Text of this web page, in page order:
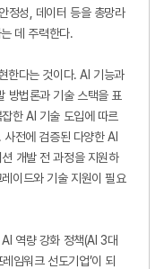
정성
데이터 등을 총망라
데 주력한다.
한다는 것이다. AI 기능과
방법론과 기술 스택을 표
잡한AI 기술 도입에 따르
사전에 검증된 다양한AI
개발 전 과정을 지원하
이드와 기술 지원이 필요
역량 강화 정책(AI 3대
레임워크 선도기업’이 되